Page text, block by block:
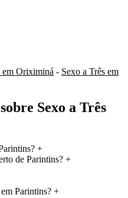
em Oriximiná - Sexo a Três em
Sexo a Três
+
de Parintins? +
Parintins? +